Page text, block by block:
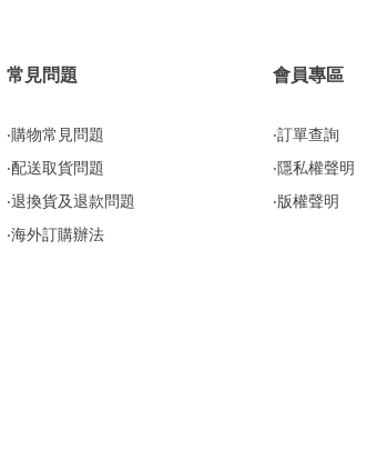
常見問題
‧購物常見問題
‧配送取貨問題
‧退換貨及退款問題
‧海外訂購辦法
會員專區
‧訂單查詢
‧隱私權聲明
‧版權聲明